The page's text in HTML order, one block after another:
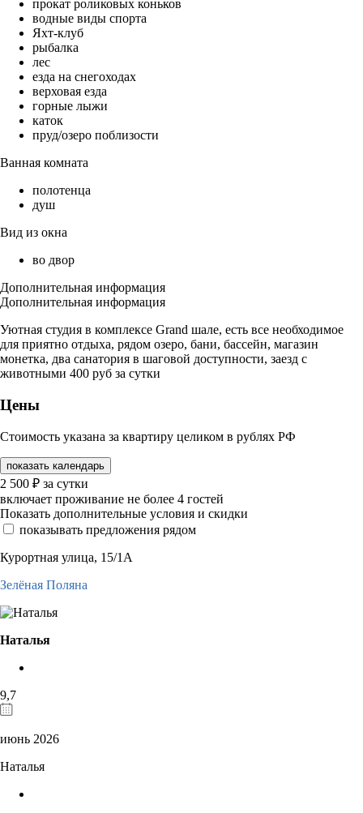
прокат роликовых коньков
водные виды спорта
Яхт-клуб
рыбалка
лес
езда на снегоходах
верховая езда
горные лыжи
каток
пруд/озеро поблизости
Ванная комната
полотенца
душ
Вид из окна
во двор
Дополнительная информация
Дополнительная информация
Уютная студия в комплексе Grand шале, есть все необходимое
для приятно отдыха, рядом озеро, бани, бассейн, магазин
монетка, два санатория в шаговой доступности, заезд с
животными 400 руб за сутки
Цены
Стоимость указана за квартиру целиком в рублях РФ
показать календарь
2 500 ₽ за сутки
включает проживание не более 4 гостей
Показать дополнительные условия и скидки
показывать предложения рядом
Курортная улица, 15/1А
Зелёная Поляна
Наталья
9,7
июнь 2026
Наталья